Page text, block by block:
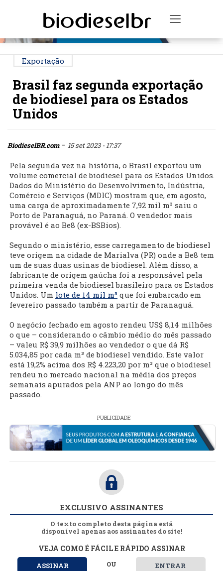
Toggle
Exportação
Brasil faz segunda exportação
de biodiesel para os Estados
Unidos
BiodieselBR.com- 15 set 2023 - 17:37
Pela segunda vez na história, o Brasil exportou um
volume comercial de biodiesel para os Estados Unidos.
Dados do Ministério do Desenvolvimento, Indústria,
Comércio e Serviços (MDIC) mostram que, em agosto,
uma carga de aproximadamente 7,92 mil m³ saiu o
Porto de Paranaguá, no Paraná. O vendedor mais
provável é ao Be8 (ex-BSBios).
Segundo o ministério, esse carregamento de biodiesel
teve origem na cidade de Marialva (PR) onde a Be8 tem
um de suas duas usinas de biodiesel. Além disso, a
fabricante de origem gaúcha foi a responsável pela
primeira venda de biodiesel brasileiro para os Estados
Unidos. Um lote de 14 mil m³ que foi embarcado em
fevereiro passado também a partir de Paranaguá.
O negócio fechado em agosto rendeu US$ 8,14 milhões
o que – considerando o câmbio médio do mês passado
– valeu R$ 39,9 milhões ao vendedor o que dá R$
5.034,85 por cada m³ de biodiesel vendido. Este valor
está 19,2% acima dos R$ 4.223,20 por m³ que o biodiesel
rendeu no mercado nacional na média dos preços
semanais apurados pela ANP ao longo do mês
passado.
PUBLICIDADE
EXCLUSIVO ASSINANTES
O texto completo desta página está
disponível apenas aos assinantes do site!
VEJA COMO É FÁCIL E RÁPIDO ASSINAR
ASSINAR OU ENTRAR